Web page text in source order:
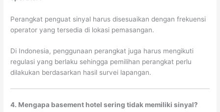
Perangkat penguat sinyal harus disesuaikan dengan frekuensi
operator yang tersedia di lokasi pemasangan.
Di Indonesia, penggunaan perangkat juga harus mengikuti
regulasi yang berlaku sehingga pemilihan perangkat perlu
dilakukan berdasarkan hasil survei lapangan.
4. Mengapa basement hotel sering tidak memiliki sinyal?